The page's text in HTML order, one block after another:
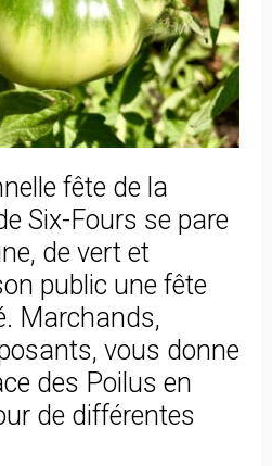
fête de la
Six-Fours se pare
de vert et
public une fête
Marchands,
vous donne
des Poilus en
de différentes